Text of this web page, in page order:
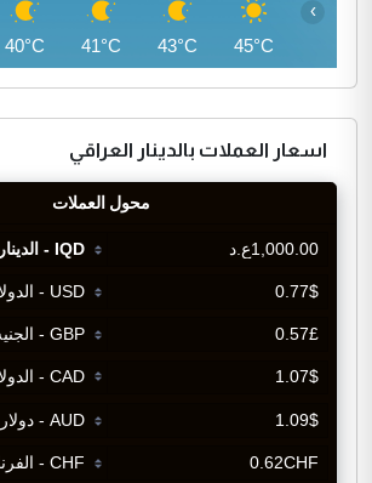
45°C
43°C
41°C
40°C
›
اسعار العملات بالدينار العراقي